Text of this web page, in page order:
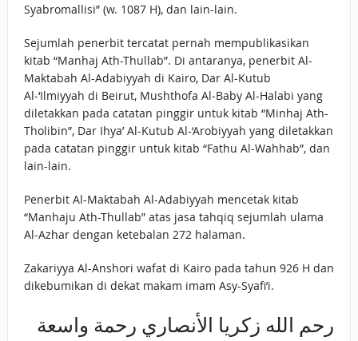
Syabromallisi” (w. 1087 H), dan lain-lain.
Sejumlah penerbit tercatat pernah mempublikasikan
kitab “Manhaj Ath-Thullab”. Di antaranya, penerbit Al-
Maktabah Al-Adabiyyah di Kairo, Dar Al-Kutub
Al-‘Ilmiyyah di Beirut, Mushthofa Al-Baby Al-Halabi yang
diletakkan pada catatan pinggir untuk kitab “Minhaj Ath-
Tholibin”, Dar Ihya’ Al-Kutub Al-‘Arobiyyah yang diletakkan
pada catatan pinggir untuk kitab “Fathu Al-Wahhab”, dan
lain-lain.
Penerbit Al-Maktabah Al-Adabiyyah mencetak kitab
“Manhaju Ath-Thullab” atas jasa tahqiq sejumlah ulama
Al-Azhar dengan ketebalan 272 halaman.
Zakariyya Al-Anshori wafat di Kairo pada tahun 926 H dan
dikebumikan di dekat makam imam Asy-Syafi’i.
رحم الله زكريا الأنصاري رحمة واسعة